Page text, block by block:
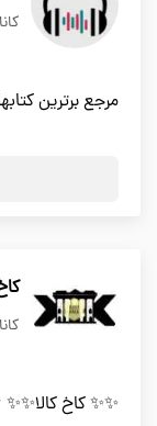
مرجع برترین
✨✨ کاخ